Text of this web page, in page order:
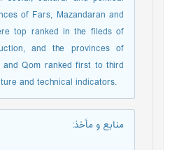
of Fars, Mazandaran and
top ranked in the fileds of
and the provinces of
and Qom ranked first to third
and technical indicators.
منابع و مأخذ: